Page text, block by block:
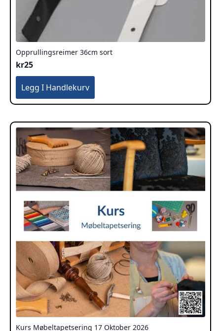
Opprullingsreimer 36cm sort
kr25
Legg I Handlekurv
Kurs Møbeltapetsering 17 Oktober 2026